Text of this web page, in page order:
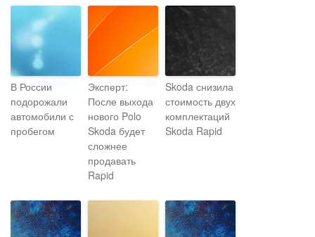
В России
подорожали
автомобили с
пробегом
Эксперт:
После выхода
нового Polo
Skoda будет
сложнее
продавать
Rapid
Skoda снизила
стоимость двух
комплектаций
Skoda Rapid